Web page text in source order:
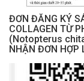
ĐƠN ĐĂNG KÝ
COLLAGEN TỪ
(Notopterus
NHẬN ĐƠN HỢP